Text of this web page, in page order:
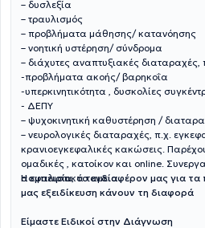
– δυσλεξία
– τραυλισμός
– προβλήματα μάθησης/ κατανόησης
– νοητική υστέρηση/ σύνδρομα
– διάχυτες αναπτυξιακές διαταραχές,
-προβλήματα ακοής/ βαρηκοΐα
-υπερκινητικότητα , δυσκολίες
- ΔΕΠΥ
– ψυχοκινητική καθυστέρηση /
– νευρολογικές διαταραχές, π.χ.
κρανιοεγκεφαλικές κακώσεις.
ομαδικές , κατοίκον και online.
ασφαλιστικά ταμεία.
Η εμπειρία, το ενδιαφέρον μας για τα
μας εξειδίκευση κάνουν τη διαφορά
Είμαστε Ειδικοί στην Διάγνωση